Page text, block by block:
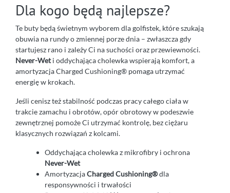
Dla kogo będą najlepsze?
Te buty będą świetnym wyborem dla golfistek, które szukają
obuwia na rundy o zmiennej porze dnia – zwłaszcza gdy
startujesz rano i zależy Ci na suchości oraz przewiewności.
Never-Weti oddychająca cholewka wspierają komfort, a
amortyzacja Charged Cushioning® pomaga utrzymać
energię w krokach.
Jeśli cenisz też stabilność podczas pracy całego ciała w
trakcie zamachu i obrotów, opór obrotowy w podeszwie
zewnętrznej pomoże Ci utrzymać kontrolę, bez ciężaru
klasycznych rozwiązań z kolcami.
Oddychająca cholewka z mikrofibry i ochrona
Never-Wet
AmortyzacjaCharged Cushioning®dla
responsywności i trwałości